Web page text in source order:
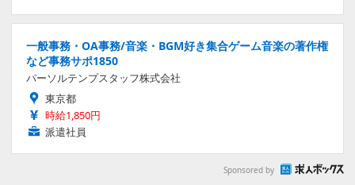
一般事務・OA事務/音楽・BGM好き集合ゲーム音楽の著作権
など事務サポ1850
パーソルテンプスタッフ株式会社
東京都
時給1,850円
派遣社員
Sponsored by